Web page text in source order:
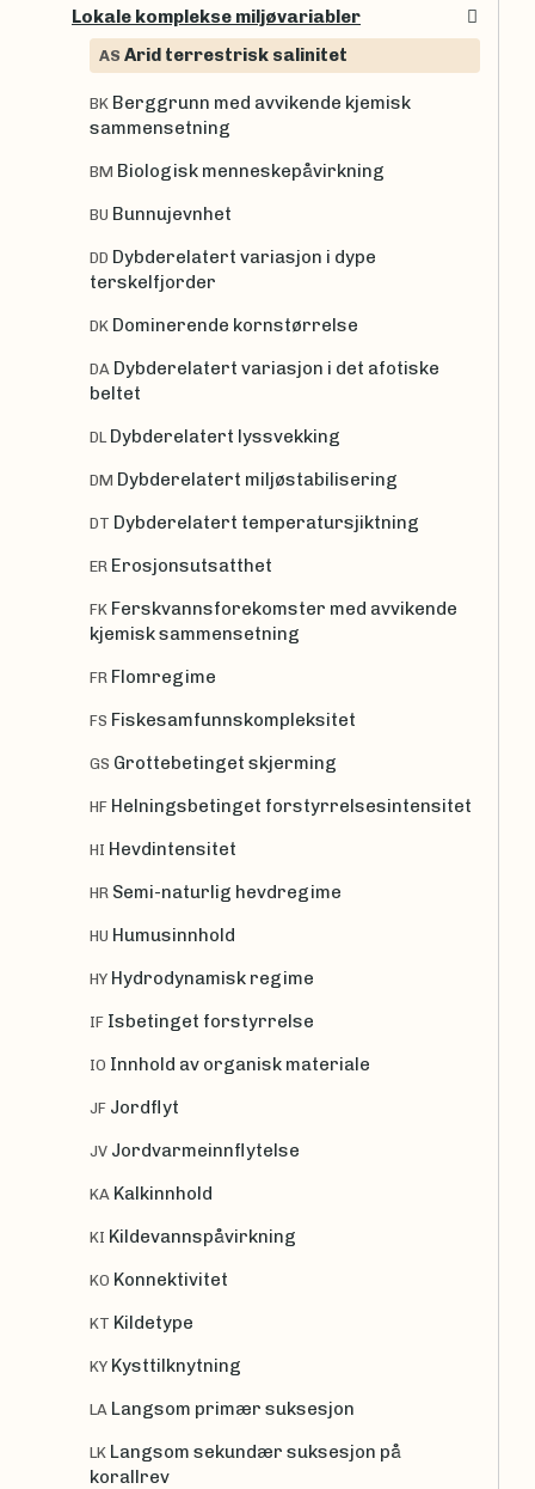
Lokale komplekse miljøvariabler
AS Arid terrestrisk salinitet
BK Berggrunn med avvikende kjemisk
sammensetning
BM Biologisk menneskepåvirkning
BU Bunnujevnhet
DD Dybderelatert variasjon i dype
terskelfjorder
DK Dominerende kornstørrelse
DA Dybderelatert variasjon i det afotiske
beltet
DL Dybderelatert lyssvekking
DM Dybderelatert miljøstabilisering
DT Dybderelatert temperatursjiktning
ER Erosjonsutsatthet
FK Ferskvannsforekomster med avvikende
kjemisk sammensetning
FR Flomregime
FS Fiskesamfunnskompleksitet
GS Grottebetinget skjerming
HF Helningsbetinget forstyrrelsesintensitet
HI Hevdintensitet
HR Semi-naturlig hevdregime
HU Humusinnhold
HY Hydrodynamisk regime
IF Isbetinget forstyrrelse
IO Innhold av organisk materiale
JF Jordflyt
JV Jordvarmeinnflytelse
KA Kalkinnhold
KI Kildevannspåvirkning
KO Konnektivitet
KT Kildetype
KY Kysttilknytning
LA Langsom primær suksesjon
LK Langsom sekundær suksesjon på
korallrev